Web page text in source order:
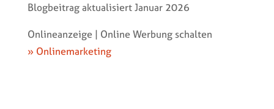
Blogbeitrag aktualisiert Januar 2026
Onlineanzeige | Online Werbung schalten
» Onlinemarketing